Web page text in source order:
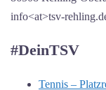
info<at>tsv-
#DeinTSV
Tennis –